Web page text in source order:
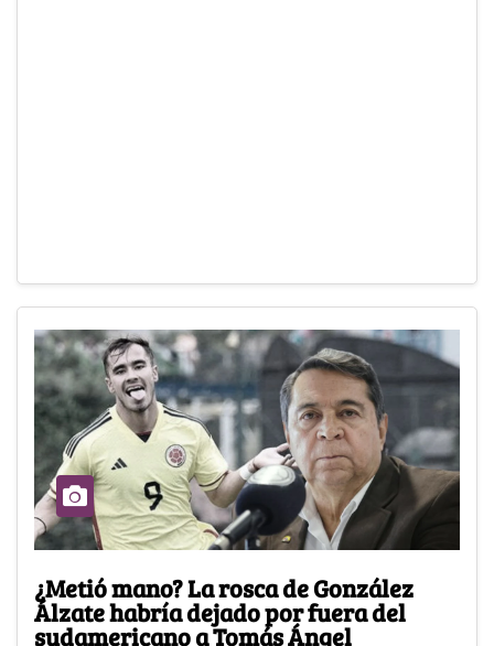
¿Metió mano? La rosca de González
Álzate habría dejado por fuera del
sudamericano a Tomás Ángel